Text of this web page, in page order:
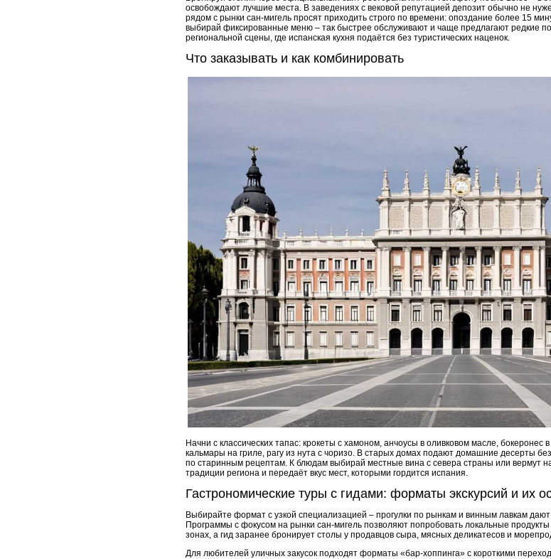
освобождают лучшие места. В заведениях с вековой репутацией депозит обычно не
рядом с рынки сан-мигель просят приходить строго по времени: опоздание более 15
выбирай фиксированные меню – так быстрее обслуживают и чаще предлагают редкие
региональной сцены, где испанская кухня подаётся без туристических наценок.
Что заказывать и как комбинировать
Начни с классических тапас: крокеты с хамоном, анчоусы в оливковом масле,
кальмары на гриле, рагу из нута с чоризо. В старых домах подают домашние десерты
по старинным рецептам. К блюдам выбирай местные вина с севера страны или вермут
традиции региона и передаёт вкус мест, которыми гордится испания.
Гастрономические туры с гидами: форматы экскурсий и их
Выбирайте формат с узкой специализацией – прогулки по рынкам и винным лавкам
Программы с фокусом на рынки сан-мигель позволяют попробовать локальные
зонах, а гид заранее бронирует столы у продавцов сыра, мясных деликатесов и
Для любителей уличных закусок подходят форматы «бар-хоппинга» с короткими